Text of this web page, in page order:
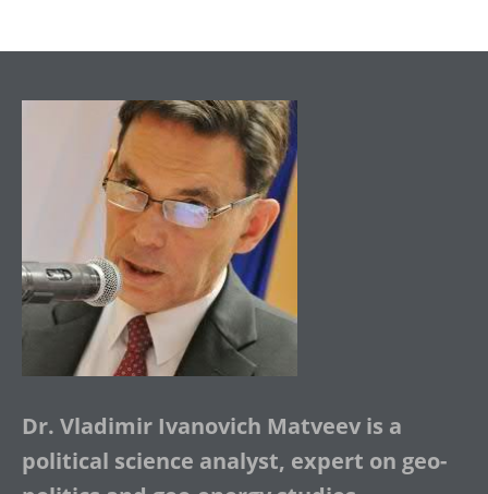
Dr. Vladimir Ivanovich Matveev is a
political science analyst, expert on geo-